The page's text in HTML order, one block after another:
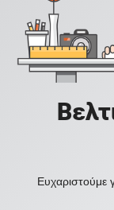
Ευχαριστούμε